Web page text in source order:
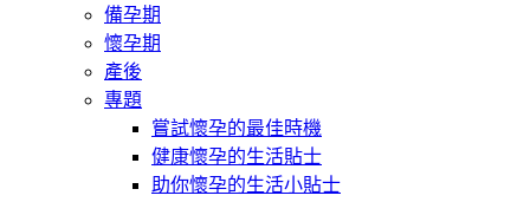
備孕期
懷孕期
產後
專題
嘗試懷孕的最佳時機
健康懷孕的生活貼士
助你懷孕的生活小貼士